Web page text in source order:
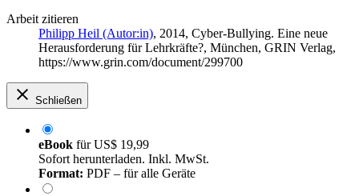
Arbeit zitieren
Philipp Heil (Autor:in), 2014, Cyber-Bullying. Eine neue
Herausforderung für Lehrkräfte?, München, GRIN Verlag,
https://www.grin.com/document/299700
Schließen
eBook fürUS$ 19,99
Sofort herunterladen. Inkl. MwSt.
Format: PDF – für alle Geräte